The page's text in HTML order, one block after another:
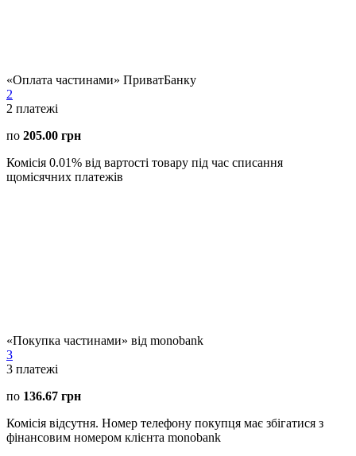
«Оплата частинами» ПриватБанку
2
2 платежі
по 205.00 грн
Комісія 0.01% від вартості товару під час списання
щомісячних платежів
«Покупка частинами» від monobank
3
3 платежі
по 136.67 грн
Комісія відсутня. Номер телефону покупця має збігатися з
фінансовим номером клієнта monobank